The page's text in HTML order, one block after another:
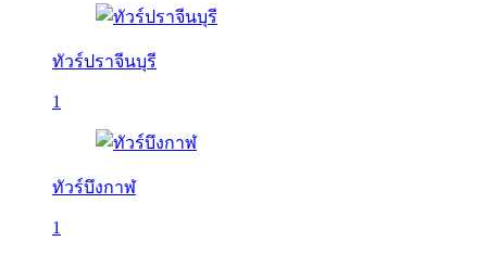
ทัวร์ปราจีนบุรี
1
ทัวร์บึงกาฬ
1